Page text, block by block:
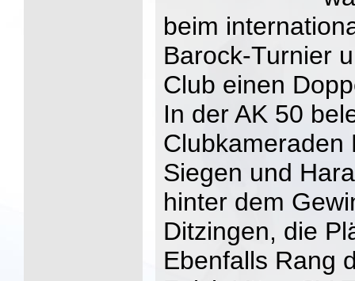
beim
Barock-Turnier
Club einen
In der AK 50
Clubkameraden
Siegen und
hinter dem
Ditzingen, die
Ebenfalls Rang